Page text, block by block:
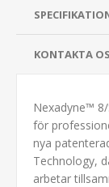
KONTAKTA
Nexadyne™
för
nya
Technology,
arbetar